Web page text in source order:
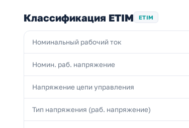
Классификация ETIM ETIM
Номинальный рабочий ток
Номин. раб. напряжение
Напряжение цепи управления
Тип напряжения (раб. напряжение)